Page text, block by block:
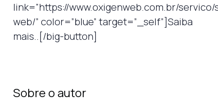
link=”https://www.oxigenweb.com.br/
web/” color=”blue” target=”_self”]Saiba
mais..[/big-button]
Sobre o autor